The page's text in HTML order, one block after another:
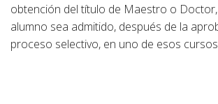
obtención del título de Maestro o
alumno sea admitido, después de la
proceso selectivo, en uno de esos